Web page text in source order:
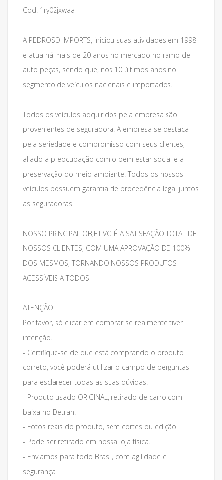
Cod: 1ry02jxwaa
A PEDROSO IMPORTS, iniciou suas atividades em 1998
e atua há mais de 20 anos no mercado no ramo de
auto peças, sendo que, nos 10 últimos anos no
segmento de veículos nacionais e importados.
Todos os veículos adquiridos pela empresa são
provenientes de seguradora. A empresa se destaca
pela seriedade e compromisso com seus clientes,
aliado a preocupação com o bem estar social e a
preservação do meio ambiente. Todos os nossos
veículos possuem garantia de procedência legal juntos
as seguradoras.
NOSSO PRINCIPAL OBJETIVO É A SATISFAÇÃO TOTAL DE
NOSSOS CLIENTES, COM UMA APROVAÇÃO DE 100%
DOS MESMOS, TORNANDO NOSSOS PRODUTOS
ACESSÍVEIS A TODOS
ATENÇÃO
Por favor, só clicar em comprar se realmente tiver
intenção.
- Certifique-se de que está comprando o produto
correto, você poderá utilizar o campo de perguntas
para esclarecer todas as suas dúvidas.
- Produto usado ORIGINAL, retirado de carro com
baixa no Detran.
- Fotos reais do produto, sem cortes ou edição.
- Pode ser retirado em nossa loja física.
- Enviamos para todo Brasil, com agilidade e
segurança.